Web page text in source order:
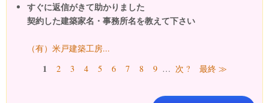
すぐに返信がきて助かりました
契約した建築家名・事務所名を教えて下さい
（有）米戸建築工房...
ページ1 2 3 4 5 6 7 8 9 … 次 ? 最終 ≫